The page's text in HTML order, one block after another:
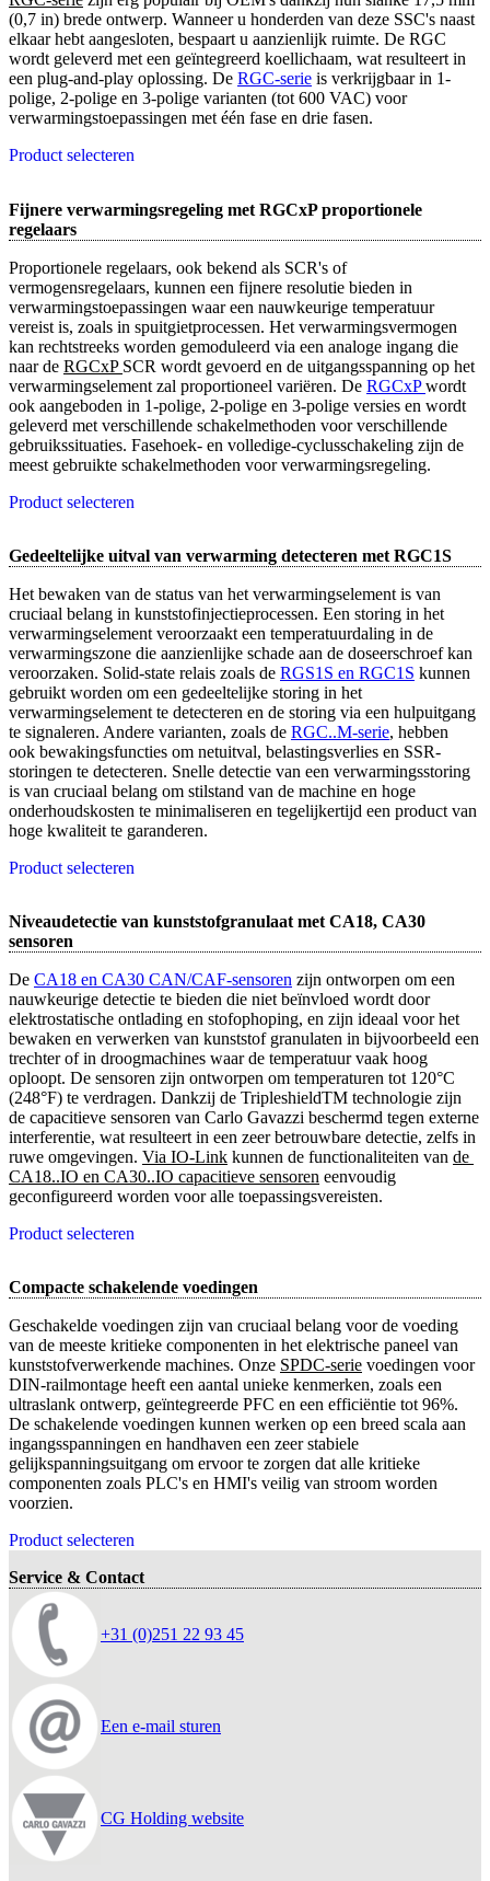
(0,7 in) brede ontwerp. Wanneer u honderden van deze SSC's naast
elkaar hebt aangesloten, bespaart u aanzienlijk ruimte. De RGC
wordt geleverd met een geïntegreerd koellichaam, wat resulteert in
een plug-and-play oplossing. De RGC-serie is verkrijgbaar in 1-
polige, 2-polige en 3-polige varianten (tot 600 VAC) voor
verwarmingstoepassingen met één fase en drie fasen.
Product selecteren
Fijnere verwarmingsregeling met RGCxP proportionele
regelaars
Proportionele regelaars, ook bekend als SCR's of
vermogensregelaars, kunnen een fijnere resolutie bieden in
verwarmingstoepassingen waar een nauwkeurige temperatuur
vereist is, zoals in spuitgietprocessen. Het verwarmingsvermogen
kan rechtstreeks worden gemoduleerd via een analoge ingang die
naar de RGCxP SCR wordt gevoerd en de uitgangsspanning op het
verwarmingselement zal proportioneel variëren. De RGCxP wordt
ook aangeboden in 1-polige, 2-polige en 3-polige versies en wordt
geleverd met verschillende schakelmethoden voor verschillende
gebruikssituaties. Fasehoek- en volledige-cyclusschakeling zijn de
meest gebruikte schakelmethoden voor verwarmingsregeling.
Product selecteren
Gedeeltelijke uitval van verwarming detecteren met RGC1S
Het bewaken van de status van het verwarmingselement is van
cruciaal belang in kunststofinjectieprocessen. Een storing in het
verwarmingselement veroorzaakt een temperatuurdaling in de
verwarmingszone die aanzienlijke schade aan de doseerschroef kan
veroorzaken. Solid-state relais zoals de RGS1S en RGC1S kunnen
gebruikt worden om een gedeeltelijke storing in het
verwarmingselement te detecteren en de storing via een hulpuitgang
te signaleren. Andere varianten, zoals de RGC..M-serie, hebben
ook bewakingsfuncties om netuitval, belastingsverlies en SSR-
storingen te detecteren. Snelle detectie van een verwarmingsstoring
is van cruciaal belang om stilstand van de machine en hoge
onderhoudskosten te minimaliseren en tegelijkertijd een product van
hoge kwaliteit te garanderen.
Product selecteren
Niveaudetectie van kunststofgranulaat met CA18, CA30
sensoren
De CA18 en CA30 CAN/CAF-sensoren zijn ontworpen om een
nauwkeurige detectie te bieden die niet beïnvloed wordt door
elektrostatische ontlading en stofophoping, en zijn ideaal voor het
bewaken en verwerken van kunststof granulaten in bijvoorbeeld een
trechter of in droogmachines waar de temperatuur vaak hoog
oploopt. De sensoren zijn ontworpen om temperaturen tot 120°C
(248°F) te verdragen. Dankzij de TripleshieldTM technologie zijn
de capacitieve sensoren van Carlo Gavazzi beschermd tegen externe
interferentie, wat resulteert in een zeer betrouwbare detectie, zelfs in
ruwe omgevingen. Via IO-Link kunnen de functionaliteiten van de
CA18..IO en CA30..IO capacitieve sensoren eenvoudig
geconfigureerd worden voor alle toepassingsvereisten.
Product selecteren
Compacte schakelende voedingen
Geschakelde voedingen zijn van cruciaal belang voor de voeding
van de meeste kritieke componenten in het elektrische paneel van
kunststofverwerkende machines. Onze SPDC-serie voedingen voor
DIN-railmontage heeft een aantal unieke kenmerken, zoals een
ultraslank ontwerp, geïntegreerde PFC en een efficiëntie tot 96%.
De schakelende voedingen kunnen werken op een breed scala aan
ingangsspanningen en handhaven een zeer stabiele
gelijkspanningsuitgang om ervoor te zorgen dat alle kritieke
componenten zoals PLC's en HMI's veilig van stroom worden
voorzien.
Product selecteren
Service & Contact
+31 (0)251 22 93 45
Een e-mail sturen
CG Holding website